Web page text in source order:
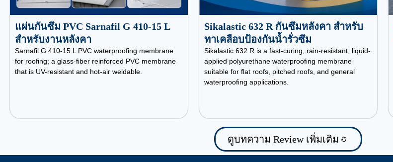
แผ่นกันซึม PVC Sarnafil G 410-15 L
สำหรับงานหลังคา
Sarnafil G 410-15 L PVC waterproofing membrane
for roofing; a glass-fiber reinforced PVC membrane
that is UV-resistant and hot-air weldable.
Sikalastic 632 R กันซึมหลังคา สำหรับ
ทาเคลือบป้องกันน้ำรั่วซึม
Sikalastic 632 R is a fast-curing, rain-resistant, liquid-
applied polyurethane waterproofing membrane
suitable for flat roofs, pitched roofs, and general
waterproofing applications.
ดูบทความ Review เพิ่มเติม